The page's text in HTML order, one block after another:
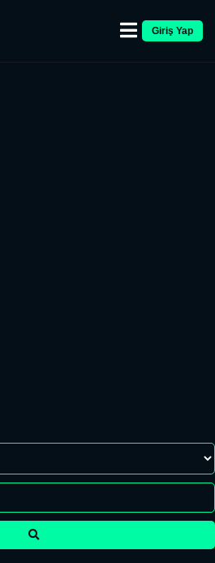
Giriş Yap